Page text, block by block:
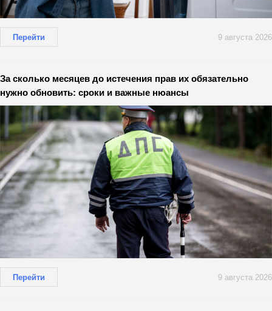
Перейти 9 августа 2026
За сколько месяцев до истечения прав их обязательно
нужно обновить: сроки и важные нюансы
Перейти 9 августа 2026